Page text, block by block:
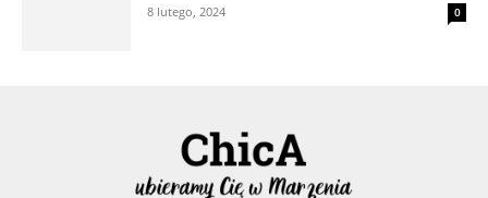
8 lutego, 2024
0